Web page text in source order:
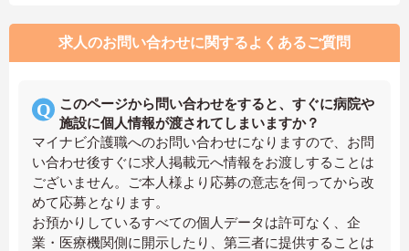
求人のお問い合わせに関するよくあるご質問
このページから問い合わせをすると、すぐに病院や
施設に個人情報が渡されてしまいますか？
マイナビ介護職へのお問い合わせになりますので、お問
い合わせ後すぐに求人掲載元へ情報をお渡しすることは
ございません。ご本人様より応募の意志を伺ってから改
めて応募となります。
お預かりしているすべての個人データは許可なく、企
業・医療機関側に開示したり、第三者に提供することは